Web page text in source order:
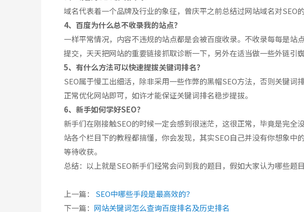
域名代表着一个品牌及行业的象征，曾庆平之前总结过网站域名对SEO
4、百度为什么总不收录我的站点？
一样平常情况，内容不违规的站点都是会被百度收录。不收录每每是
提交，天天把网站的重要链接抓取诊断一下，另外在适当做一些外链引
5、有什么方法可以快速提拔关键词排名？
SEO属于慢工出细活，除非采用一些作弊的黑帽SEO方法，否则关键
正常优化网站即可，如许才能保证关键词排名稳步提拔。
6、新手如何学好SEO？
新手们在刚接触SEO的时候一定会感到很迷茫，这很正常，毕竟是完
站各个栏目下的教程都搞懂，你会发现，其实SEO自己并没有你想象
等待收获。
总结：以上就是SEO新手们经常会问到我的题目，假如大家认为哪些题
上一篇： SEO中哪些手段是最高效的？
下一篇： 网站关键词怎么查询百度排名及历史排名